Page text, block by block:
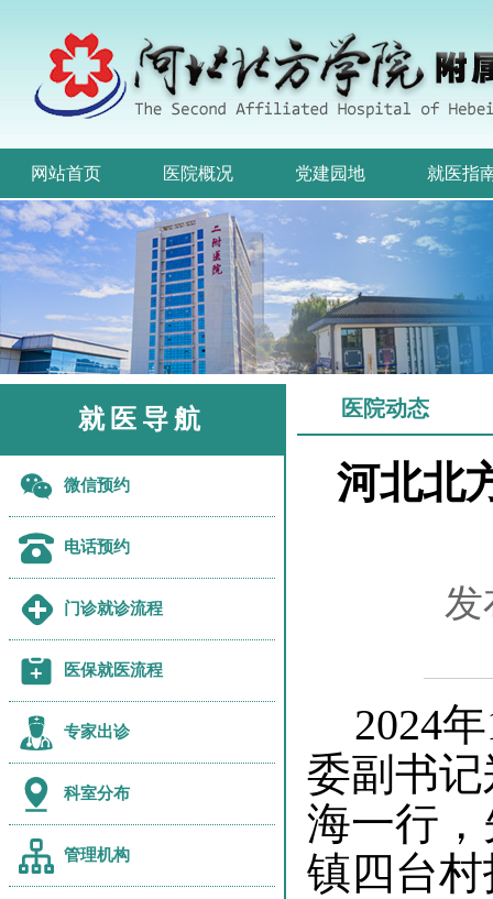
网站首页 医院概况 党建园地 就医指
就医导航
微信预约
电话预约
门诊就诊流程
医保就医流程
专家出诊
科室分布
管理机构
医院动态
河北北
2024
委副书
海一行，
镇四台